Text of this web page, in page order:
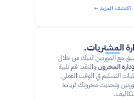
اكتشف المزيد ←
المشتريات.
المخزون